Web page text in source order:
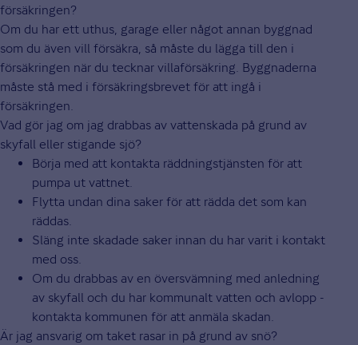
försäkringen?
Om du har ett uthus, garage eller något annan byggnad
som du även vill försäkra, så måste du lägga till den i
försäkringen när du tecknar villaförsäkring. Byggnaderna
måste stå med i försäkringsbrevet för att ingå i
försäkringen.
Vad gör jag om jag drabbas av vattenskada på grund av
skyfall eller stigande sjö?
Börja med att kontakta räddningstjänsten för att
pumpa ut vattnet.
Flytta undan dina saker för att rädda det som kan
räddas.
Släng inte skadade saker innan du har varit i kontakt
med oss.
Om du drabbas av en översvämning med anledning
av skyfall och du har kommunalt vatten och avlopp -
kontakta kommunen för att anmäla skadan.
Är jag ansvarig om taket rasar in på grund av snö?